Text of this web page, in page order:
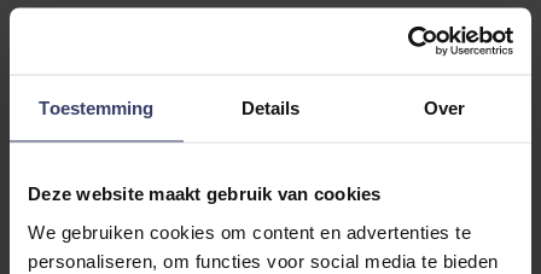
Toestemming Details Over
Deze website maakt gebruik van cookies
We gebruiken cookies om content en advertenties te
personaliseren, om functies voor social media te bieden
ist ideal für den Einsatz in kalten
Wintermonaten, wenn Ihr Pferd zusätzlichen Schutz vor
Außenbereich, damit Ihr Pferd unabhängig von den
Vorteile der Rambo Original Heavy Winterdecke nan
Optimaler Schutz vor Kälte und Feuchtigkeit
Bewegungsfreiheit durch das einzigartige Design